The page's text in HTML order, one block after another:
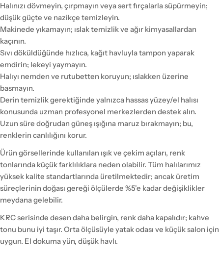
Halınızı dövmeyin, çırpmayın veya sert fırçalarla süpürmeyin;
düşük güçte ve nazikçe temizleyin.
Makinede yıkamayın; ıslak temizlik ve ağır kimyasallardan
kaçının.
Sıvı döküldüğünde hızlıca, kağıt havluyla tampon yaparak
emdirin; lekeyi yaymayın.
Halıyı nemden ve rutubetten koruyun; ıslakken üzerine
basmayın.
Derin temizlik gerektiğinde yalnızca hassas yüzey/el halısı
konusunda uzman profesyonel merkezlerden destek alın.
Uzun süre doğrudan güneş ışığına maruz bırakmayın; bu,
renklerin canlılığını korur.
Ürün görsellerinde kullanılan ışık ve çekim açıları, renk
tonlarında küçük farklılıklara neden olabilir. Tüm halılarımız
yüksek kalite standartlarında üretilmektedir; ancak üretim
süreçlerinin doğası gereği ölçülerde %5'e kadar değişiklikler
meydana gelebilir.
KRC serisinde desen daha belirgin, renk daha kapalıdır; kahve
tonu bunu iyi taşır. Orta ölçüsüyle yatak odası ve küçük salon için
uygun. El dokuma yün, düşük havlı.